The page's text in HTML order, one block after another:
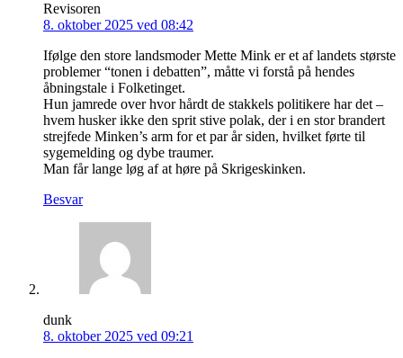
Revisoren
8. oktober 2025 ved 08:42
Ifølge den store landsmoder Mette Mink er et af landets største
problemer “tonen i debatten”, måtte vi forstå på hendes
åbningstale i Folketinget.
Hun jamrede over hvor hårdt de stakkels politikere har det –
hvem husker ikke den sprit stive polak, der i en stor brandert
strejfede Minken’s arm for et par år siden, hvilket førte til
sygemelding og dybe traumer.
Man får lange løg af at høre på Skrigeskinken.
Besvar
dunk
8. oktober 2025 ved 09:21